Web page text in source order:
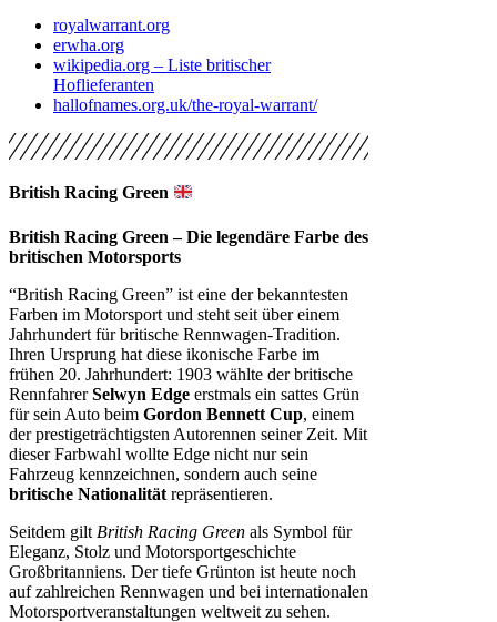
royalwarrant.org
erwha.org
wikipedia.org – Liste britischer
Hoflieferanten
hallofnames.org.uk/the-royal-warrant/
British Racing Green
British Racing Green – Die legendäre Farbe des
britischen Motorsports
“British Racing Green” ist eine der bekanntesten
Farben im Motorsport und steht seit über einem
Jahrhundert für britische Rennwagen-Tradition.
Ihren Ursprung hat diese ikonische Farbe im
frühen 20. Jahrhundert: 1903 wählte der britische
RennfahrerSelwyn Edge erstmals ein sattes Grün
für sein Auto beim Gordon Bennett Cup, einem
der prestigeträchtigsten Autorennen seiner Zeit. Mit
dieser Farbwahl wollte Edge nicht nur sein
Fahrzeug kennzeichnen, sondern auch seine
britische Nationalität repräsentieren.
Seitdem gilt British Racing Green als Symbol für
Eleganz, Stolz und Motorsportgeschichte
Großbritanniens. Der tiefe Grünton ist heute noch
auf zahlreichen Rennwagen und bei internationalen
Motorsportveranstaltungen weltweit zu sehen.